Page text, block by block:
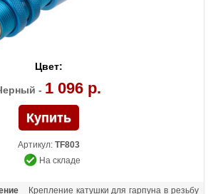
Цвет:
- 1 096 р.
Артикул: TF803
На складе
Крепление катушки для гарпуна в резьбу